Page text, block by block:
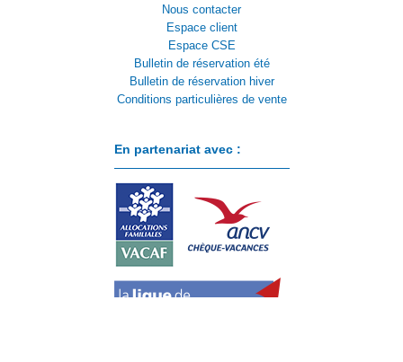
Nous contacter
Espace client
Espace CSE
Bulletin de réservation été
Bulletin de réservation hiver
Conditions particulières de vente
En partenariat avec :